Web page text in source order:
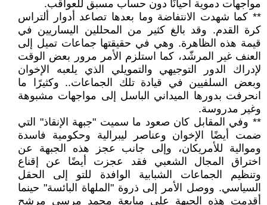
مواجهات دموية أحيانًا دون حساب مسبق للعواقب.
** كما شهدت الانتفاضة وما بعدها تصاعد أدوار ألتراس
كرة القدم. وقد بالغ كثير من المحللين اليساريين في
قيمة هذه الظاهرة. وهي في حقيقتها جماعات تميل إلى
العنف غير المرشّد، كما استلزم الأمر مرور بعض الوقت
لإدراك الدور التوجيهي والتمويلي الذي يلعبه الإخوان
وبعض السلفيين في قيادة تلك الجماعات.. وكثيرًا ما
انحرفت بدورها الميداني الباسل إلى مواجهات مشبوهة
وغير مدروسة.
** وفي المقابل كان صعود ما سميت "جبهة الإنقاذ" التي
ضمت أيضًا الإخوان وعناصر ليبرالية وحكومية فاسدة
وموالية للأمريكان، وإلى جانب عجز هذه الجبهة عن
اختراق المجال الشعبي فقد عجزت أيضًا عن إقناع
وتنظيم الجماعات الشبابية الوافدة للتو إلى الحقل
السياسي. ووصل الأمر إلى ذروة "الملهاة البائسة" حينما
أقدمت هذه الجبهة على مبايعة محمد مرسي مرشح